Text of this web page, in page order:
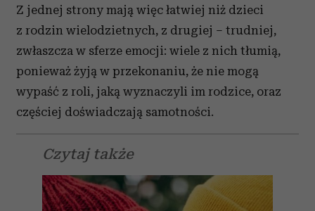
Z jednej strony mają więc łatwiej niż dzieci
z rodzin wielodzietnych, z drugiej – trudniej,
zwłaszcza w sferze emocji: wiele z nich tłumią,
ponieważ żyją w przekonaniu, że nie mogą
wypaść z roli, jaką wyznaczyli im rodzice, oraz
częściej doświadczają samotności.
Czytaj także